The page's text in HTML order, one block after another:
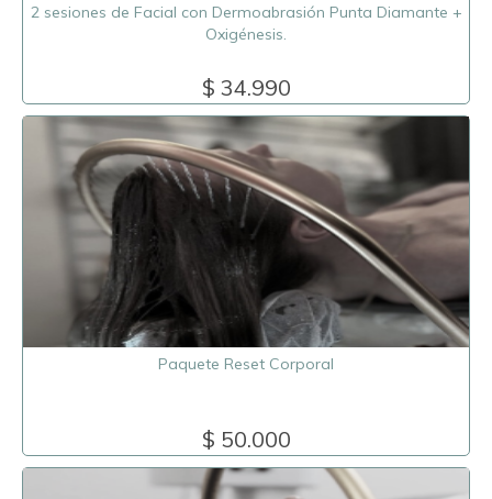
2 sesiones de Facial con Dermoabrasión Punta Diamante +
Oxigénesis.
$ 34.990
Paquete Reset Corporal
$ 50.000